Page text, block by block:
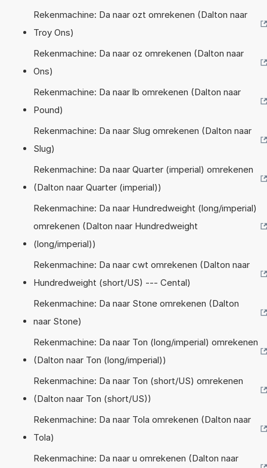
Rekenmachine: Da naar ozt omrekenen (Dalton naar
Troy Ons)
Rekenmachine: Da naar oz omrekenen (Dalton naar
Ons)
Rekenmachine: Da naar lb omrekenen (Dalton naar
Pound)
Rekenmachine: Da naar Slug omrekenen (Dalton naar
Slug)
Rekenmachine: Da naar Quarter (imperial) omrekenen
(Dalton naar Quarter (imperial))
Rekenmachine: Da naar Hundredweight (long/imperial)
omrekenen (Dalton naar Hundredweight
(long/imperial))
Rekenmachine: Da naar cwt omrekenen (Dalton naar
Hundredweight (short/US) --- Cental)
Rekenmachine: Da naar Stone omrekenen (Dalton
naar Stone)
Rekenmachine: Da naar Ton (long/imperial) omrekenen
(Dalton naar Ton (long/imperial))
Rekenmachine: Da naar Ton (short/US) omrekenen
(Dalton naar Ton (short/US))
Rekenmachine: Da naar Tola omrekenen (Dalton naar
Tola)
Rekenmachine: Da naar u omrekenen (Dalton naar